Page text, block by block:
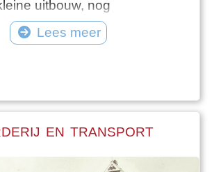
uitbouw, nog
De originele ornamenten,
schouwen met schilderingen
nog in goede staat
Lees meer
EN TRANSPORT